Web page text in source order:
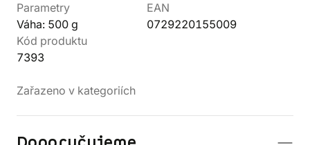
Parametry
Váha: 500 g
EAN
0729220155009
Kód produktu
7393
Zařazeno v kategoriích